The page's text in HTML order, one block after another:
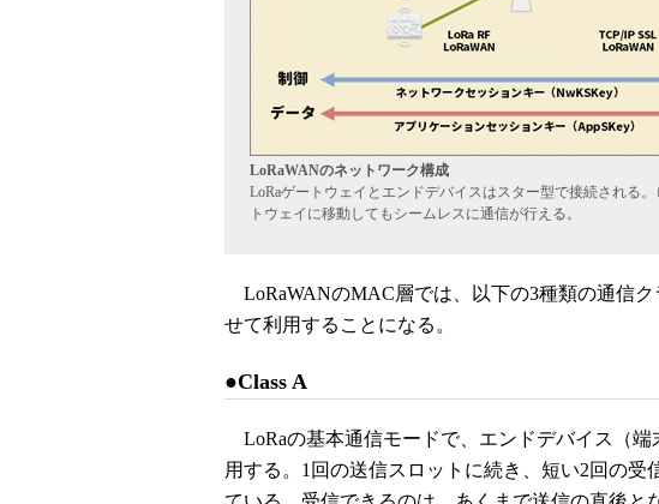
LoRaWANのネットワーク構成
LoRaゲートウェイとエンドデバイスはスター型で接続される
トウェイに移動してもシームレスに通信が行える。
LoRaWANのMAC層では、以下の3種類の通信
せて利用することになる。
●Class A
LoRaの基本通信モードで、エンドデバイス（端
用する。1回の送信スロットに続き、短い2回の受